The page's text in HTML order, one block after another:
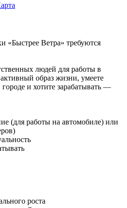
«Быстрее Ветра» требуются
людей для работы в
образ жизни, умеете
и хотите зарабатывать —
(для работы на автомобиле) или
роста